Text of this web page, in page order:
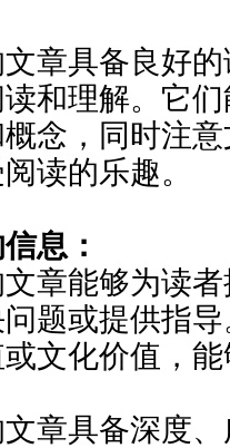
章具备良好
和理解。它
念，同时注
读的乐趣。
息：
章能够为读
题或提供指
文化价值，
章具备深度